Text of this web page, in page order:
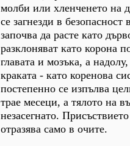
молби или хленченето на
се загнезди в безопасност
започва да расте като
разклоняват като корона
главата и мозъка, а
краката - като коренова
постепенно се изпълва
трае месеци, а тялото на
незасегнато.
отразява само в очите.